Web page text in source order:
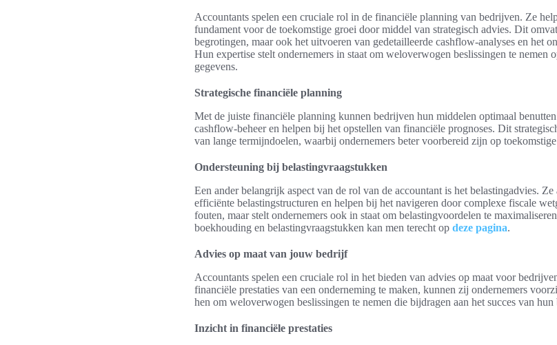
Accountants spelen een cruciale rol in de financiële planning van bedrijven. Ze
fundament voor de toekomstige groei door middel van strategisch advies. Dit
begrotingen, maar ook het uitvoeren van gedetailleerde cashflow-analyses en het
Hun expertise stelt ondernemers in staat om weloverwogen beslissingen te nemen
gegevens.
Strategische financiële planning
Met de juiste financiële planning kunnen bedrijven hun middelen optimaal
cashflow-beheer en helpen bij het opstellen van financiële prognoses. Dit
van lange termijndoelen, waarbij ondernemers beter voorbereid zijn op
Ondersteuning bij belastingvraagstukken
Een ander belangrijk aspect van de rol van de accountant is het belastingadvies.
efficiënte belastingstructuren en helpen bij het navigeren door complexe fiscale
fouten, maar stelt ondernemers ook in staat om belastingvoordelen te
boekhouding en belastingvraagstukken kan men terecht op deze pagina.
Advies op maat van jouw bedrijf
Accountants spelen een cruciale rol in het bieden van advies op maat voor
financiële prestaties van een onderneming te maken, kunnen zij ondernemers
hen om weloverwogen beslissingen te nemen die bijdragen aan het succes van
Inzicht in financiële prestaties